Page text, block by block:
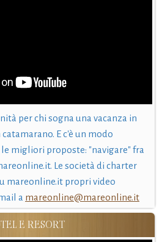
per chi sogna una vacanza in
E c'è un modo
migliori proposte: "navigare" fra
Le società di charter
mareonline.it propri video
a mareonline@mareonline.it
E RESORT